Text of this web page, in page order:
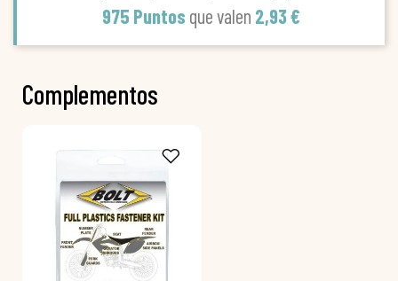
975 Puntos que valen 2,93 €
Complementos